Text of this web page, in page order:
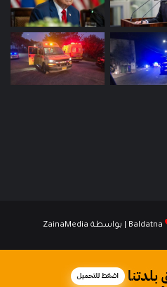
Baldatna | بواسطة ZainaMedia